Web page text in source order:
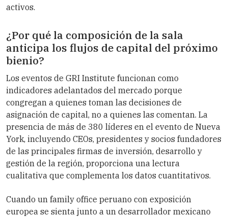
activos.
¿Por qué la composición de la sala
anticipa los flujos de capital del próximo
bienio?
Los eventos de GRI Institute funcionan como
indicadores adelantados del mercado porque
congregan a quienes toman las decisiones de
asignación de capital, no a quienes las comentan. La
presencia de más de 380 líderes en el evento de Nueva
York, incluyendo CEOs, presidentes y socios fundadores
de las principales firmas de inversión, desarrollo y
gestión de la región, proporciona una lectura
cualitativa que complementa los datos cuantitativos.
Cuando un family office peruano con exposición
europea se sienta junto a un desarrollador mexicano